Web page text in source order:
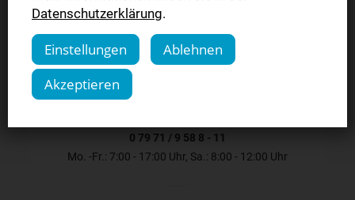
0 79 71 / 9 58 8 - 11
Mo. -Fr.: 7:00 - 17:00 Uhr, Sa.: 8:00 - 12:00 Uhr
Datenschutzerklärung.
Einstellungen
Ablehnen
Akzeptieren